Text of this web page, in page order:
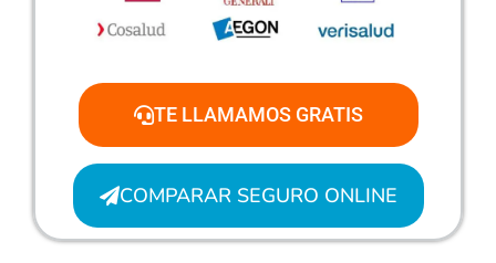
TE LLAMAMOS GRATIS
COMPARAR SEGURO ONLINE